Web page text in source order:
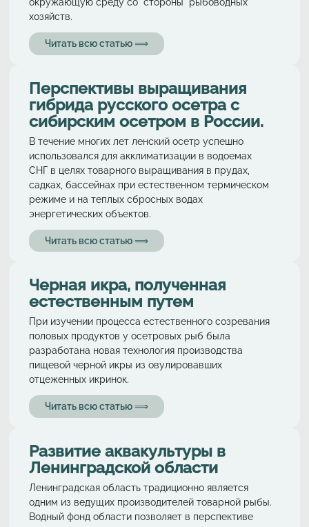
хозяйств.
Читать всю статью ⟹
Перспективы выращивания
гибрида русского осетра с
сибирским осетром в России.
В течение многих лет ленский осетр успешно
использовался для акклиматизации в водоемах
СНГ в целях товарного выращивания в прудах,
садках, бассейнах при естественном термическом
режиме и на теплых сбросных водах
энергетических объектов.
Читать всю статью ⟹
Черная икра, полученная
естественным путем
При изучении процесса естественного созревания
половых продуктов у осетровых рыб была
разработана новая технология производства
пищевой черной икры из овулировавших
отцеженных икринок.
Читать всю статью ⟹
Развитие аквакультуры в
Ленинградской области
Ленинградская область традиционно является
одним из ведущих производителей товарной рыбы.
Водный фонд области позволяет в перспективе